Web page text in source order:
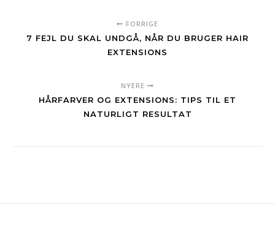
FORRIGE
7 FEJL DU SKAL UNDGÅ, NÅR DU BRUGER HAIR
EXTENSIONS
NYERE
HÅRFARVER OG EXTENSIONS: TIPS TIL ET
NATURLIGT RESULTAT